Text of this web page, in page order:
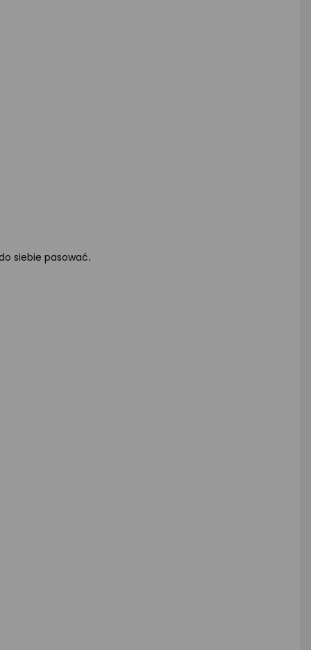
siebie pasować.